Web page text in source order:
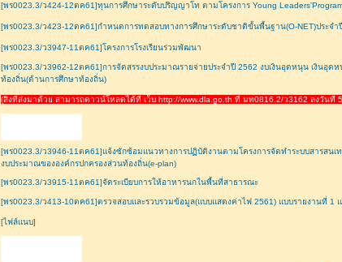
[พร0023.3/ว424-12ตค61]ทุนการศึกษาระดับปริญญาโท ตามโครงการ Young
[พร0023.3/ว423-12ตค61]กำหนดการทดสอบทางการศึกษาระดับชาติขั้นพื้นฐาน(O-NET)ประจำ
[พร0023.3/ว3947-11ตค61]โครงการโรงเรียนร่วมพัฒนา
[พร0023.3/ว3962-12ตค61]การจัดสรรงบประมาณรายจ่ายประจำปี 2562 งบเงินอุดหนุน เงินอุด
ท้องถิ่น(ด้านการศึกษาท้องถิ่น)
(สิ่งที่ส่งมาด้วย สามารถดาวน์โหลดได้ที่ เว็บ http://www.dla.go.th ที่ มท0816.2/ว3162 ลงวันที่
[พร0023.3/ว3946-11ตค61]แจ้งซักซ้อมแนวทางการปฏิบัติงานตามโครงการจัดทำระบบสารสนเ
งบประมาณขององค์กรปกครองส่วนท้องถิ่น(e-plan)
[พร0023.3/ว3915-11ตค61]จัดระเบียบการให้อาหารนกในพื้นที่สาธารณะ
[พร0023.3/ว413-10ตค61]ตรวจสอบและรวบรวมข้อมูล(แบบแสดงค่าไฟ 2561) แบบรายงานที่ 1
[ไฟล์แนบ]